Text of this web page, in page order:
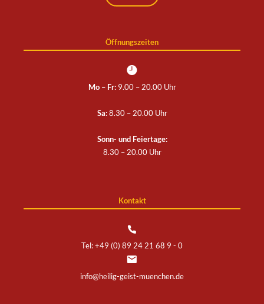
Öffnungszeiten
Mo – Fr:9.00 – 20.00 Uhr
Sa:8.30 – 20.00 Uhr
Sonn- und Feiertage:
8.30 – 20.00 Uhr
Kontakt
Tel: +49 (0) 89 24 21 68 9 - 0
info@heilig-geist-muenchen.de